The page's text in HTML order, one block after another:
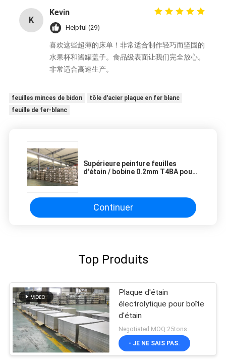
K
Kevin
Helpful (29)
喜欢这些超薄的床单！非常适合制作轻巧而坚固的
水果杯和酱罐盖子。食品级表面让我们完全放心。
非常适合高速生产。
feuilles minces de bidon
tôle d'acier plaque en fer blanc
feuille de fer-blanc
Supérieure peinture feuilles
d'étain / bobine 0.2mm T4BA pour
Continuer
Top Produits
Plaque d'étain
électrolytique pour boîte
d'étain
Negotiated MOQ:25tons
- JE NE SAIS PAS.